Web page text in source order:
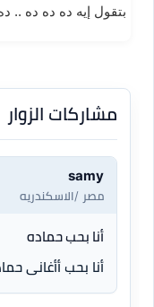
بتقول إيه ده ده ده ..
مشاركات الزوار
samy
مصر /الاسكندريه
أنا بحب حماده
أنا بحب أأغانى